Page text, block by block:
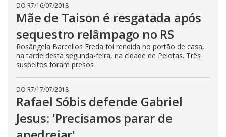
DO R7/16/07/2018
Mãe de Taison é resgatada após
sequestro relâmpago no RS
Rosângela Barcellos Freda foi rendida no portão de casa,
na tarde desta segunda-feira, na cidade de Pelotas. Três
suspeitos foram presos
DO R7/17/07/2018
Rafael Sóbis defende Gabriel
Jesus: 'Precisamos parar de